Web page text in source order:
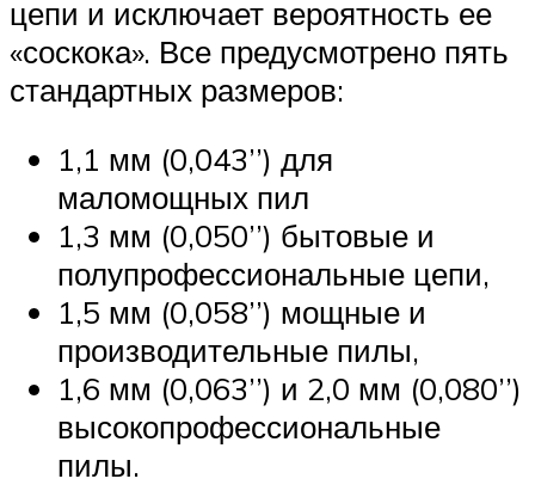
цепи и исключает вероятность ее
«соскока». Все предусмотрено пять
стандартных размеров:
1,1 мм (0,043’’) для
маломощных пил
1,3 мм (0,050’’) бытовые и
полупрофессиональные цепи,
1,5 мм (0,058’’) мощные и
производительные пилы,
1,6 мм (0,063’’) и 2,0 мм (0,080’’)
высокопрофессиональные
пилы.